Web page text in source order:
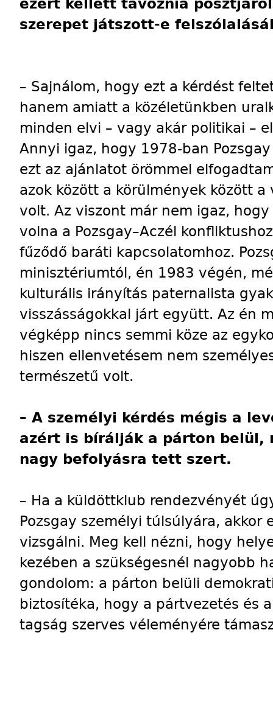
szerepet játszott-e
– Sajnálom, hogy ezt a kérdést
hanem amiatt a közéletünkben
minden elvi – vagy akár politikai –
Annyi igaz, hogy 1978-ban
ezt az ajánlatot örömmel
azok között a körülmények között
volt. Az viszont már nem igaz,
volna a Pozsgay–Aczél
fűződő baráti kapcsolatomhoz.
minisztériumtól, én 1983 végén,
kulturális irányítás paternalista
visszásságokkal járt együtt. Az én
végképp nincs semmi köze az
hiszen ellenvetésem nem
természetű volt.
– A személyi kérdés mégis a
azért is bírálják a párton belül,
nagy befolyásra tett szert.
– Ha a küldöttklub rendezvényét
Pozsgay személyi túlsúlyára, akkor
vizsgálni. Meg kell nézni, hogy
kezében a szükségesnél nagyobb
gondolom: a párton belüli
biztosítéka, hogy a pártvezetés és
tagság szerves véleményére